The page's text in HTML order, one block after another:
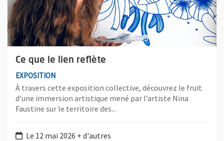
Ce que le lien reflète
EXPOSITION
À travers cette exposition collective, découvrez le fruit
d’une immersion artistique mené par l’artiste Nina
Faustine sur le territoire des...
Le 12 mai 2026 + d'autres